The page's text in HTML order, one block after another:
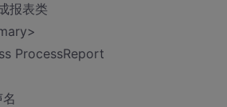
报表类
ProcessReport